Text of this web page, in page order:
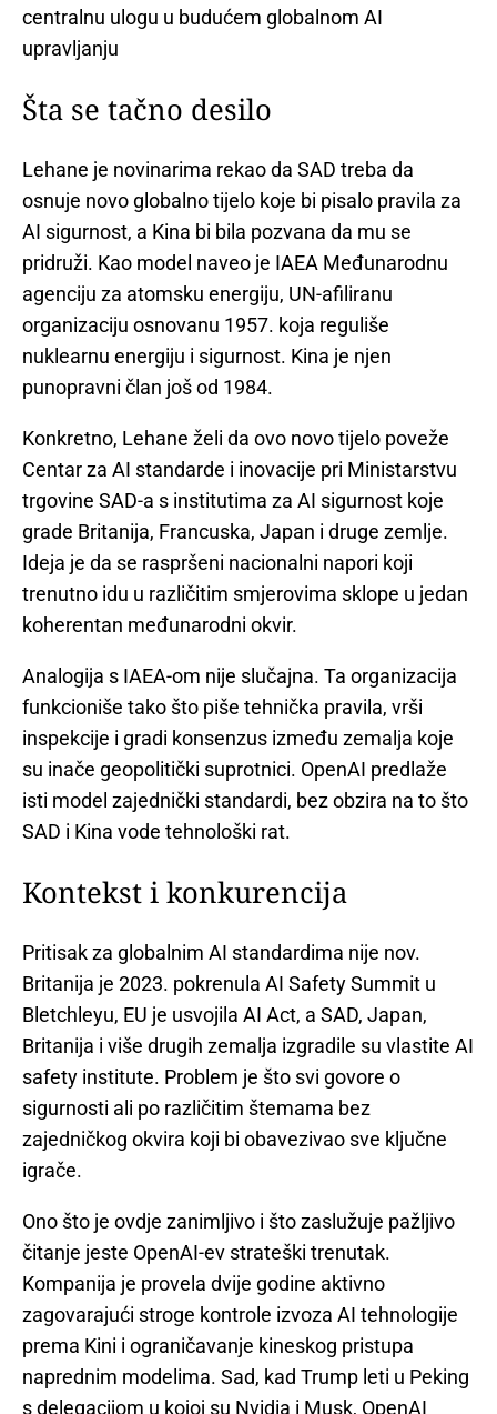
centralnu ulogu u budućem globalnom AI
upravljanju
Šta se tačno desilo
Lehane je novinarima rekao da SAD treba da
osnuje novo globalno tijelo koje bi pisalo pravila za
AI sigurnost, a Kina bi bila pozvana da mu se
pridruži. Kao model naveo je IAEA Međunarodnu
agenciju za atomsku energiju, UN-afiliranu
organizaciju osnovanu 1957. koja reguliše
nuklearnu energiju i sigurnost. Kina je njen
punopravni član još od 1984.
Konkretno, Lehane želi da ovo novo tijelo poveže
Centar za AI standarde i inovacije pri Ministarstvu
trgovine SAD-a s institutima za AI sigurnost koje
grade Britanija, Francuska, Japan i druge zemlje.
Ideja je da se raspršeni nacionalni napori koji
trenutno idu u različitim smjerovima sklope u jedan
koherentan međunarodni okvir.
Analogija s IAEA-om nije slučajna. Ta organizacija
funkcioniše tako što piše tehnička pravila, vrši
inspekcije i gradi konsenzus između zemalja koje
su inače geopolitički suprotnici. OpenAI predlaže
isti model zajednički standardi, bez obzira na to što
SAD i Kina vode tehnološki rat.
Kontekst i konkurencija
Pritisak za globalnim AI standardima nije nov.
Britanija je 2023. pokrenula AI Safety Summit u
Bletchleyu, EU je usvojila AI Act, a SAD, Japan,
Britanija i više drugih zemalja izgradile su vlastite AI
safety institute. Problem je što svi govore o
sigurnosti ali po različitim štemama bez
zajedničkog okvira koji bi obavezivao sve ključne
igrače.
Ono što je ovdje zanimljivo i što zaslužuje pažljivo
čitanje jeste OpenAI-ev strateški trenutak.
Kompanija je provela dvije godine aktivno
zagovarajući stroge kontrole izvoza AI tehnologije
prema Kini i ograničavanje kineskog pristupa
naprednim modelima. Sad, kad Trump leti u Peking
s delegacijom u kojoj su Nvidia i Musk, OpenAI